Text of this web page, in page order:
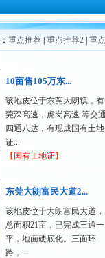
重点推荐 重点推荐2 重
10亩售105万东...
该地皮位于东莞大朗镇，有
莞深高速，虎岗高速 等交通
四通八达，有现成国有土地
证...
【 国有土地证】
东莞大朗富民大道2...
该地皮位于大朗富民大道，
总面积21亩，已完成三通一
平，地面硬底化。三面环
路，...